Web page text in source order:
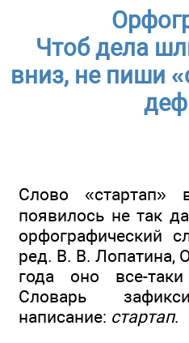
Чтоб дела
вниз, не пиши
Слово «стартап»
появилось не так
орфографический
ред. В. В. Лопатина,
года оно все-
Словарь
написание: стартап.